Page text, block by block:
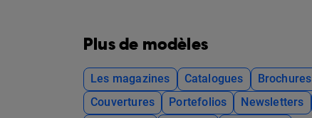
Plus de modèles
Les magazines Catalogues Brochures
Couvertures
Portefolios Newsletters